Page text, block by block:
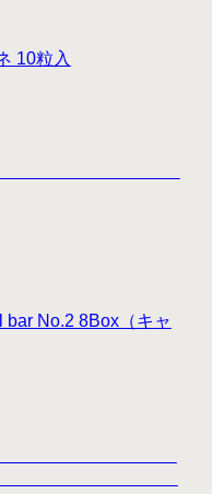
10粒入
bar No.2 8Box（キャ